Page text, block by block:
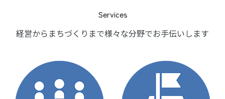
Services
経営からまちづくりまで様々な分野でお手伝いします